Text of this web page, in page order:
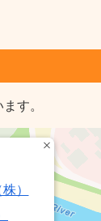
す。
）